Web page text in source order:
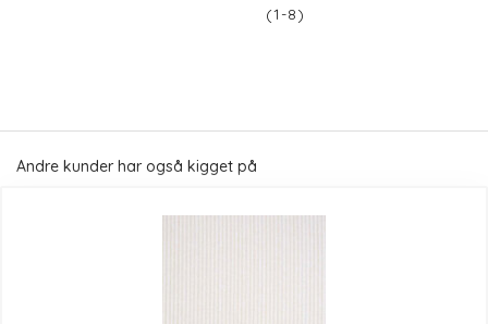
(1-8)
Andre kunder har også kigget på